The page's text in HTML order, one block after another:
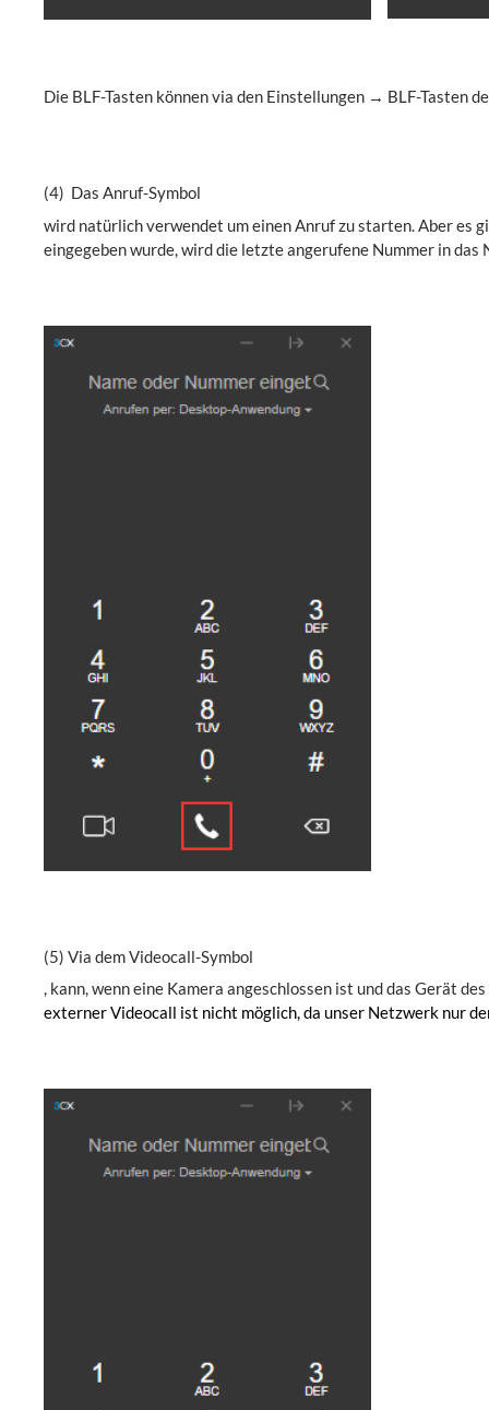
Die BLF-Tasten können via den Einstellungen → BLF-Tasten
(4) Das Anruf-Symbol
wird natürlich verwendet um einen Anruf zu starten. Aber es
eingegeben wurde, wird die letzte angerufene Nummer in das
(5) Via dem Videocall-Symbol
, kann, wenn eine Kamera angeschlossen ist und das Gerät
externer Videocall ist nicht möglich, da unser Netzwerk nur